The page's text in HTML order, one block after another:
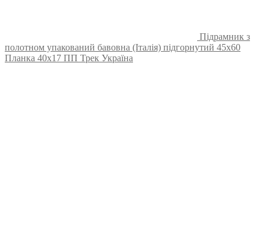
Підрамник з
полотном упакований бавовна (Італія) підгорнутий 45х60
Планка 40х17 ПП Трек Україна